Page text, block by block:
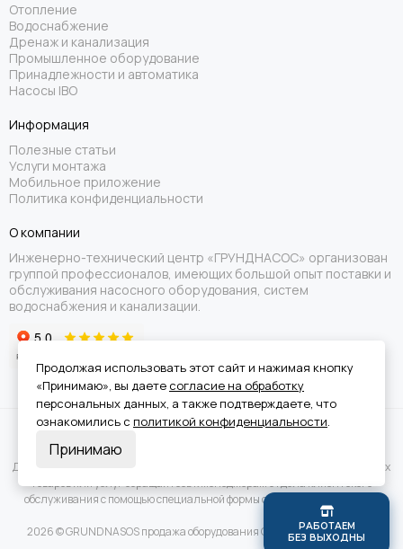
Отопление
Водоснабжение
Дренаж и канализация
Промышленное оборудование
Принадлежности и автоматика
Насосы IBO
Информация
Полезные статьи
Услуги монтажа
Мобильное приложение
Политика конфиденциальности
О компании
Инженерно-технический центр «ГРУНДНАСОС» организован
группой профессионалов, имеющих большой опыт поставки и
обслуживания насосного оборудования, систем
водоснабжения и канализации.
Для получения подробной информации о наличии и стоимости указанных
товаров или услуг обращайтесь к менеджерам отдела клиентского
обслуживания с помощью специальной формы связи или по телефону.
2026 © GRUNDNASOS продажа оборудования Grundfos.Карта сайта
РАБОТАЕМ
БЕЗ ВЫХОДНЫ
Продолжая использовать этот сайт и нажимая кнопку
«Принимаю», вы даете согласие на обработку
персональных данных, а также подтверждаете, что
ознакомились с политикой конфиденциальности.
Принимаю